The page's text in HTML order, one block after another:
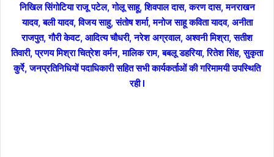
निखिल सिंगोटिया राजू पटेल, गोलू साहू, शिवपाल दास, करण दास, मनराखन
यादव, बली यादव, विजय साहु, संतोष शर्मा, मनोज साहू कविता यादव, अनीता
राजपुत, गौरी केवट, आदित्य चौधरी, नरेश अग्रवाल, अश्वनी मिश्रा, सतीश
तिवारी, प्रणय मिश्रा चित्रेश वर्मन, मालिक राम, बबलू डहरिया, रितेश सिंह, सुकृता
कुर्रे, जनप्रतिनिधियों पदाधिकारी सहित सभी कार्यकर्ताओं की गरिमामयी उपस्थिति
रही l